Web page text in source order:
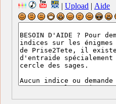
| Upload | Aide